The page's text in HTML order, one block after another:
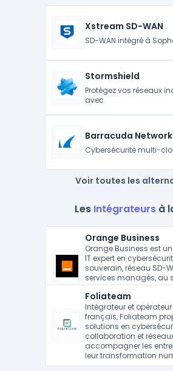
Xstream SD-WAN
SD-WAN intégré à
Stormshield
Protégez vos réseaux
avec
Barracuda
Cybersécurité multi-
Voir toutes les
Les Intégrateurs à
Orange Business
Orange Business est
IT expert en
souverain, réseau SD-
services managés, au
entreprises françaises
internationales.
Foliateam
Intégrateur et
français, Foliateam
solutions en
collaboration et
accompagner les
leur transformation